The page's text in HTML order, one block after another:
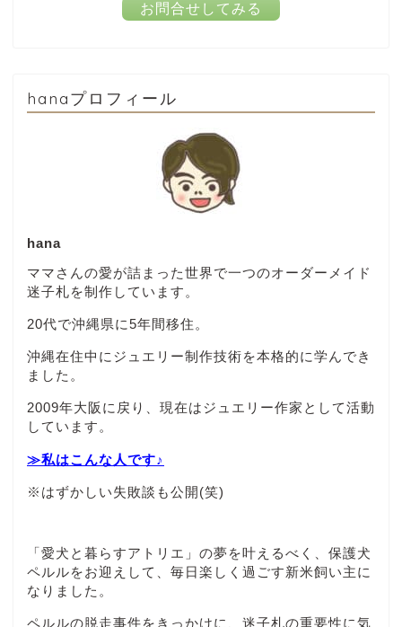
お問合せしてみる
hanaプロフィール
hana
ママさんの愛が詰まった世界で一つのオーダーメイド
迷子札を制作しています。
20代で沖縄県に5年間移住。
沖縄在住中にジュエリー制作技術を本格的に学んでき
ました。
2009年大阪に戻り、現在はジュエリー作家として活動
しています。
≫私はこんな人です♪
※はずかしい失敗談も公開(笑)
「愛犬と暮らすアトリエ」の夢を叶えるべく、保護犬
ペルルをお迎えして、毎日楽しく過ごす新米飼い主に
なりました。
ペルルの脱走事件をきっかけに、迷子札の重要性に気